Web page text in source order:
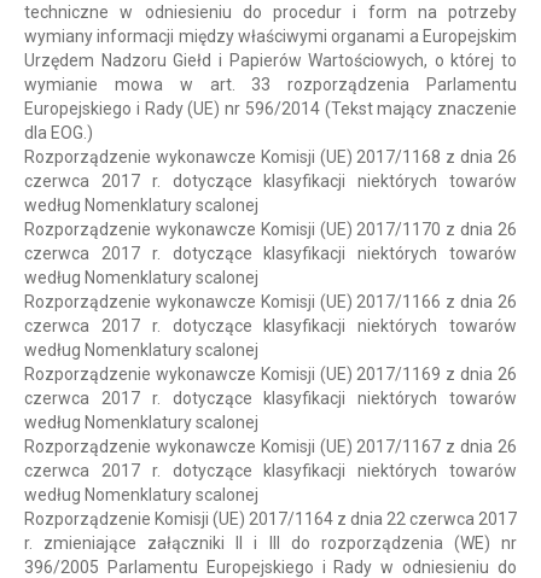
techniczne w odniesieniu do procedur i form na potrzeby
wymiany informacji między właściwymi organami a Europejskim
Urzędem Nadzoru Giełd i Papierów Wartościowych, o której to
wymianie mowa w art. 33 rozporządzenia Parlamentu
Europejskiego i Rady (UE) nr 596/2014 (Tekst mający znaczenie
dla EOG.)
Rozporządzenie wykonawcze Komisji (UE) 2017/1168 z dnia 26
czerwca 2017 r. dotyczące klasyfikacji niektórych towarów
według Nomenklatury scalonej
Rozporządzenie wykonawcze Komisji (UE) 2017/1170 z dnia 26
czerwca 2017 r. dotyczące klasyfikacji niektórych towarów
według Nomenklatury scalonej
Rozporządzenie wykonawcze Komisji (UE) 2017/1166 z dnia 26
czerwca 2017 r. dotyczące klasyfikacji niektórych towarów
według Nomenklatury scalonej
Rozporządzenie wykonawcze Komisji (UE) 2017/1169 z dnia 26
czerwca 2017 r. dotyczące klasyfikacji niektórych towarów
według Nomenklatury scalonej
Rozporządzenie wykonawcze Komisji (UE) 2017/1167 z dnia 26
czerwca 2017 r. dotyczące klasyfikacji niektórych towarów
według Nomenklatury scalonej
Rozporządzenie Komisji (UE) 2017/1164 z dnia 22 czerwca 2017
r. zmieniające załączniki II i III do rozporządzenia (WE) nr
396/2005 Parlamentu Europejskiego i Rady w odniesieniu do